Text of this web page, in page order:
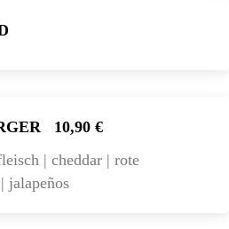
10,90 €
| cheddar | rote
jalapeños